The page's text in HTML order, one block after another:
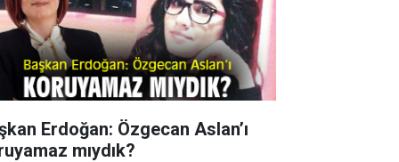
Erdoğan: Özgecan Aslan’ı
mıydık?